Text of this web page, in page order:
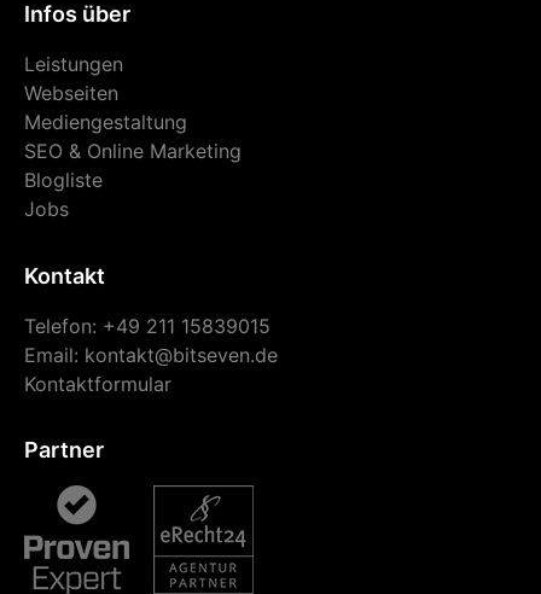
Infos über
Leistungen
Webseiten
Mediengestaltung
SEO & Online Marketing
Blogliste
Jobs
Kontakt
Telefon: +49 211 15839015
Email: kontakt@bitseven.de
Kontaktformular
Partner